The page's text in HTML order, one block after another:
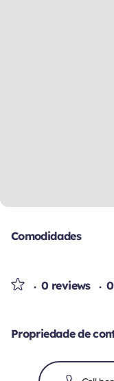
Comodidades
0 reviews
Propriedade de